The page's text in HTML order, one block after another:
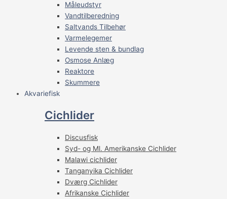
Måleudstyr
Vandtilberedning
Saltvands Tilbehør
Varmelegemer
Levende sten & bundlag
Osmose Anlæg
Reaktore
Skummere
Akvariefisk
Cichlider
Discusfisk
Syd- og Ml. Amerikanske Cichlider
Malawi cichlider
Tanganyika Cichlider
Dværg Cichlider
Afrikanske Cichlider